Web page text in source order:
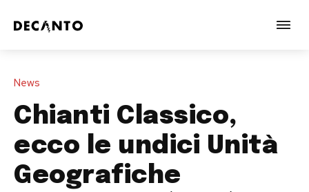
News
Chianti Classico,
ecco le undici Unità
Geografiche